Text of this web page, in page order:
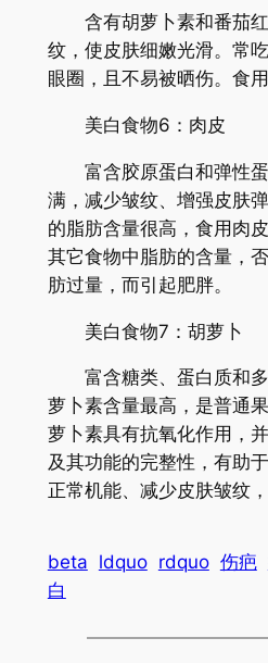
含有胡萝卜素和番茄红
纹，使皮肤细嫩光滑。常
眼圈，且不易被晒伤。食
美白食物6：肉皮
富含胶原蛋白和弹性蛋
满，减少皱纹、增强皮肤
的脂肪含量很高，食用肉
其它食物中脂肪的含量，
肪过量，而引起肥胖。
美白食物7：胡萝卜
富含糖类、蛋白质和多
萝卜素含量最高，是普通
萝卜素具有抗氧化作用，
及其功能的完整性，有助
正常机能、减少皮肤皱纹
beta ldquo rdquo 伤疤
白